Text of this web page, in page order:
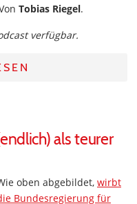
Tobias Riegel.
verfügbar.
als teurer
oben abgebildet, wirbt
Bundesregierung für